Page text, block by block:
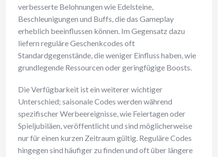
verbesserte Belohnungen wie Edelsteine,
Beschleunigungen und Buffs, die das Gameplay
erheblich beeinflussen können. Im Gegensatz dazu
liefern reguläre Geschenkcodes oft
Standardgegenstände, die weniger Einfluss haben, wie
grundlegende Ressourcen oder geringfügige Boosts.
Die Verfügbarkeit ist ein weiterer wichtiger
Unterschied; saisonale Codes werden während
spezifischer Werbeereignisse, wie Feiertagen oder
Spieljubiläen, veröffentlicht und sind möglicherweise
nur für einen kurzen Zeitraum gültig. Reguläre Codes
hingegen sind häufiger zu finden und oft über längere